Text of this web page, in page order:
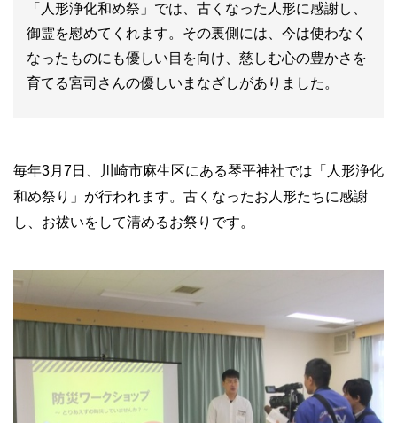
「人形浄化和め祭」では、古くなった人形に感謝し、
御霊を慰めてくれます。その裏側には、今は使わなく
なったものにも優しい目を向け、慈しむ心の豊かさを
育てる宮司さんの優しいまなざしがありました。
毎年3月 7日、川崎市麻生区にある琴平神社では「人形浄化
和め祭り」が行われます。古くなったお人形たちに感謝
し、お祓いをして清めるお祭りです。